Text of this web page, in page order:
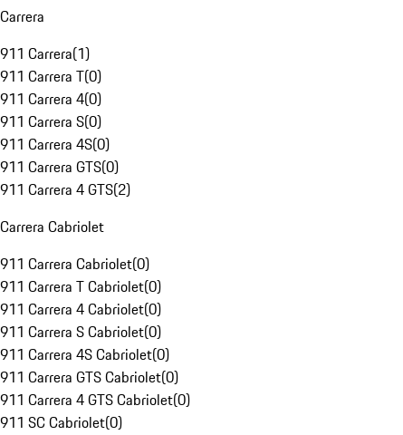
Carrera
911 Carrera(1)
911 Carrera T(0)
911 Carrera 4(0)
911 Carrera S(0)
911 Carrera 4S(0)
911 Carrera GTS(0)
911 Carrera 4 GTS(2)
Carrera Cabriolet
911 Carrera Cabriolet(0)
911 Carrera T Cabriolet(0)
911 Carrera 4 Cabriolet(0)
911 Carrera S Cabriolet(0)
911 Carrera 4S Cabriolet(0)
911 Carrera GTS Cabriolet(0)
911 Carrera 4 GTS Cabriolet(0)
911 SC Cabriolet(0)